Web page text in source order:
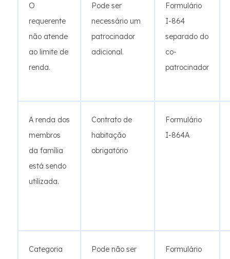
O
requerente
não atende
ao limite de
renda.
Pode ser
necessário um
patrocinador
adicional.
Formulário
I-864
separado do
co-
patrocinador
A renda dos
membros
da família
está sendo
utilizada.
Contrato de
habitação
obrigatório
Formulário
I-864A
Categoria
Pode não ser
Formulário